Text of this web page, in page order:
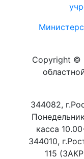
Copyright ©
344082,
касса
344010,
115